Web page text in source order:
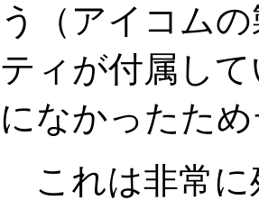
う（アイコム
ティが付属し
になかったた
これは非常に